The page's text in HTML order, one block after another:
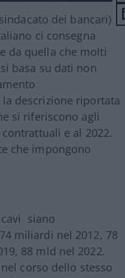
dei bancari)
ci consegna
da quella che molti
basa su dati non
descrizione riportata
si riferiscono agli
e al 2022.
che impongono
siano
miliardi nel 2012, 78
88 mld nel 2022.
corso dello stesso